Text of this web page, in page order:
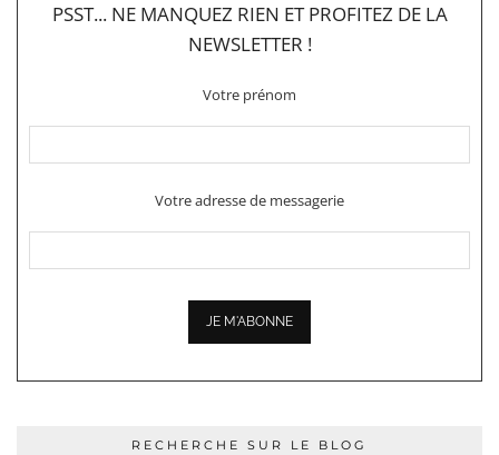
PSST... NE MANQUEZ RIEN ET PROFITEZ DE LA
NEWSLETTER !
Votre prénom
Votre adresse de messagerie
RECHERCHE SUR LE BLOG